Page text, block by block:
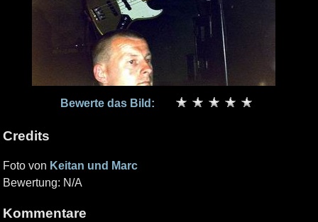
Bewerte das Bild:
Credits
Foto von Keitan und Marc
Bewertung: N/A
Kommentare